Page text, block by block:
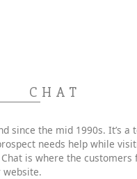
CHAT
since the mid 1990s. It’s a
needs help while
Chat is where the
website.